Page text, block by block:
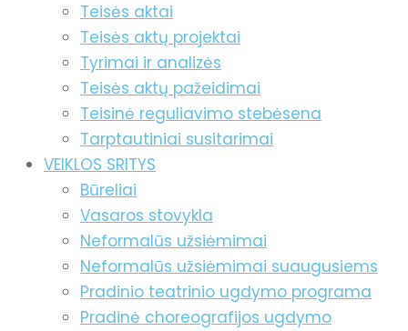
Teisės aktai
Teisės aktų projektai
Tyrimai ir analizės
Teisės aktų pažeidimai
Teisinė reguliavimo stebėsena
Tarptautiniai susitarimai
VEIKLOS SRITYS
Būreliai
Vasaros stovykla
Neformalūs užsiėmimai
Neformalūs užsiėmimai suaugusiems
Pradinio teatrinio ugdymo programa
Pradinė choreografijos ugdymo